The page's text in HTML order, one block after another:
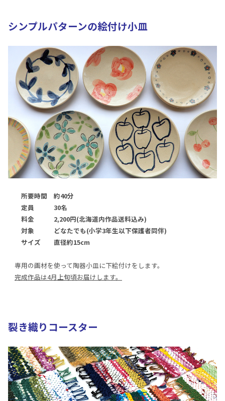
シンプルパターンの絵付け小皿
所要時間 約40分
定員 30名
料金 2,200円(北海道内作品送料込み)
対象 どなたでも(小学3年生以下保護者同伴)
サイズ 直径約15cm
専用の画材を使って陶器小皿に下絵付けをします。
完成作品は4月上旬頃お届けします。
裂き織りコースター